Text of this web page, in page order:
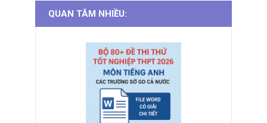
QUAN TÂM NHIỀU: